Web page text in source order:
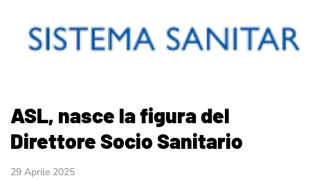
ASL, nasce la figura del
Direttore Socio Sanitario
29 Aprile 2025